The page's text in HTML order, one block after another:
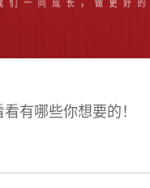
有哪些你想要的！